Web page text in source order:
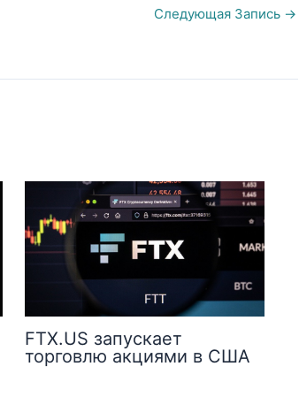
Следующая Запись →
FTX.US запускает
торговлю акциями в США